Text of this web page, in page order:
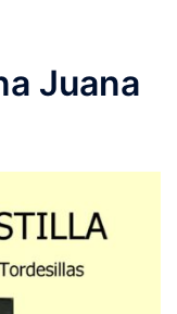
Juana